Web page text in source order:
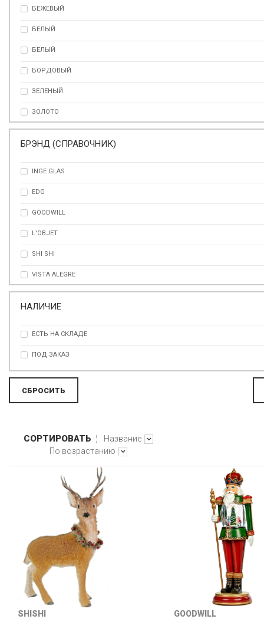
ПОЛИСТЕРОЛ
ПОЛИСТОУН
СТЕКЛО
ТКАНЬ
ФАРФОР
ХРУСТАЛЬНОЕ СТЕКЛО
БЕЖЕВЫЙ
БЕЛЫЙ
БЕЛЫЙ
БОРДОВЫЙ
ЗЕЛЕНЫЙ
ЗОЛОТО
ЗОЛОТОЙ
КОРИЧНЕВЫЙ
КОРМЧНЕВЫЙ
КРАСНЫЙ
КРАСНЫЙ
ПРОЗРАЧНЫЙ
РАЗНОЦВЕТНЫЙ
СИНИЙ
ЧЕРНЫЙ
БРЭНД (СПРАВОЧНИК)
INGE GLAS
EDG
GOODWILL
L'OBJET
SHI SHI
VISTA ALEGRE
НАЛИЧИЕ
ЕСТЬ НА СКЛАДЕ
ПОД ЗАКАЗ
СОРТИРОВАТЬ
Название
По возрастанию
SHISHI GOODWILL